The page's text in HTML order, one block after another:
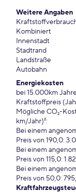
Weitere Angaben
Kombiniert
Innenstadt
Stadtrand
Landstraße
Autobahn
Energiekosten
bei 15.000km
Kraftstoffpreis
Mögliche CO₂-
km/Jahr)²:
Bei einem
Preis von 190,0:
Bei einem
Preis von 115,0:
Bei einem
Preis von 50,0: